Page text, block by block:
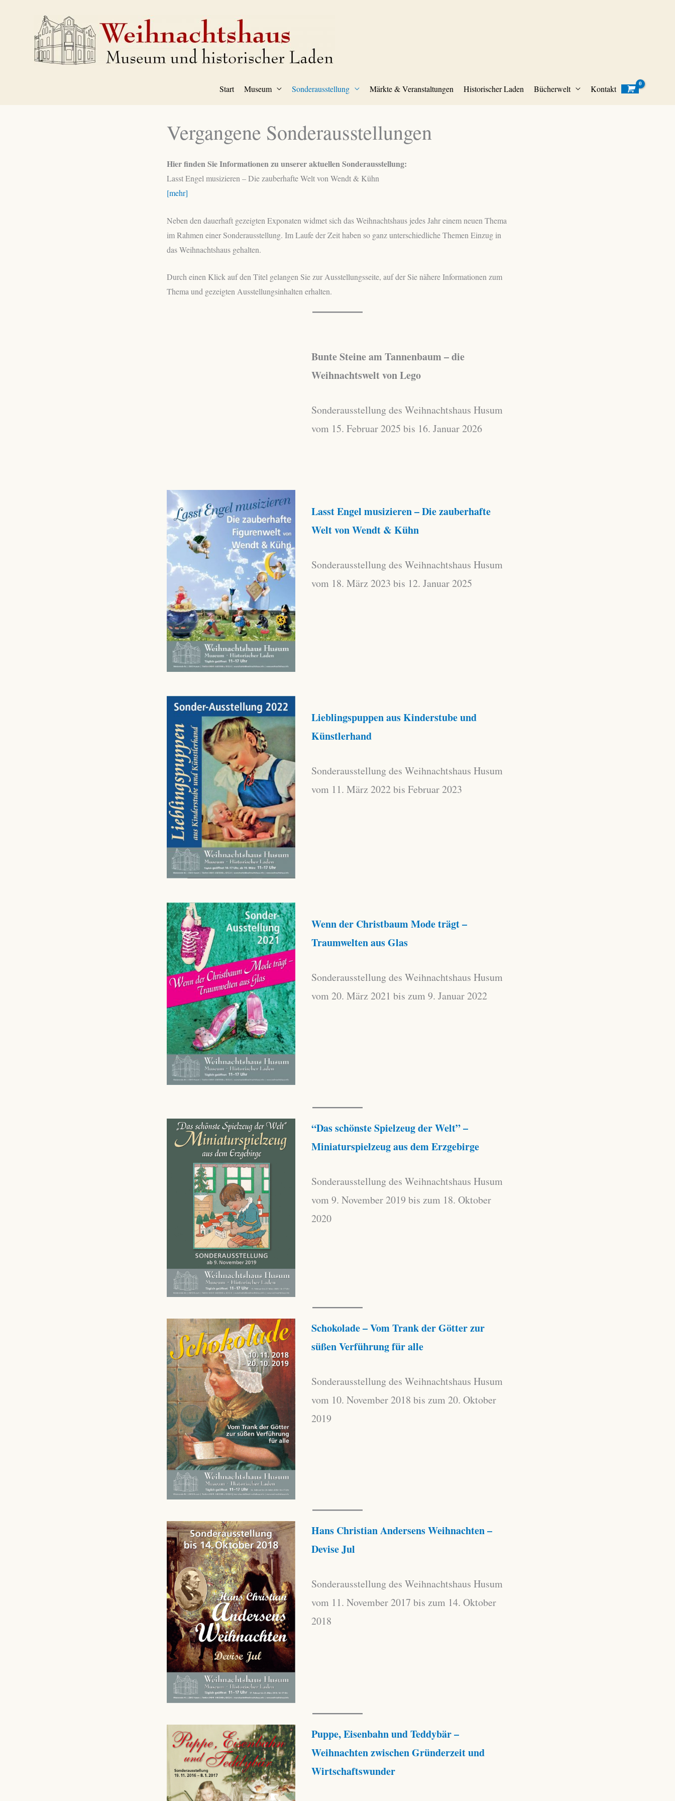
Start Museum Sonderausstellung Märkte & Veranstaltungen Historischer Laden Bücherwelt Kontakt
Vergangene Sonderausstellungen
Hier finden Sie Informationen zu unserer aktuellen Sonderausstellung:
Lasst Engel musizieren – Die zauberhafte Welt von Wendt & Kühn
[mehr]
Neben den dauerhaft gezeigten Exponaten widmet sich das Weihnachtshaus jedes Jahr einem neuen Thema
im Rahmen einer Sonderausstellung. Im Laufe der Zeit haben so ganz unterschiedliche Themen Einzug in
das Weihnachtshaus gehalten.
Durch einen Klick auf den Titel gelangen Sie zur Ausstellungsseite, auf der Sie nähere Informationen zum
Thema und gezeigten Ausstellungsinhalten erhalten.
Bunte Steine am Tannenbaum – die
Weihnachtswelt von Lego
Sonderausstellung des Weihnachtshaus Husum
vom 15. Februar 2025 bis 16. Januar 2026
Lasst Engel musizieren – Die zauberhafte
Welt von Wendt & Kühn
Sonderausstellung des Weihnachtshaus Husum
vom 18. März 2023 bis 12. Januar 2025
Lieblingspuppen aus Kinderstube und
Künstlerhand
Sonderausstellung des Weihnachtshaus Husum
vom 11. März 2022 bis Februar 2023
Wenn der Christbaum Mode trägt –
Traumwelten aus Glas
Sonderausstellung des Weihnachtshaus Husum
vom 20. März 2021 bis zum 9. Januar 2022
“Das schönste Spielzeug der Welt” –
Miniaturspielzeug aus dem Erzgebirge
Sonderausstellung des Weihnachtshaus Husum
vom 9. November 2019 bis zum 18. Oktober
2020
Schokolade – Vom Trank der Götter zur
süßen Verführung für alle
Sonderausstellung des Weihnachtshaus Husum
vom 10. November 2018 bis zum 20. Oktober
2019
Hans Christian Andersens Weihnachten –
Devise Jul
Sonderausstellung des Weihnachtshaus Husum
vom 11. November 2017 bis zum 14. Oktober
2018
Puppe, Eisenbahn und Teddybär –
Weihnachten zwischen Gründerzeit und
Wirtschaftswunder